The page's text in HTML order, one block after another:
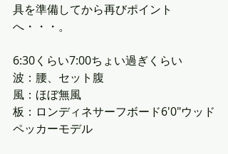
具を準備してから再びポイント
へ・・・。
6:30くらい7:00ちょい過ぎくらい
波：腰、セット腹
風：ほぼ無風
板：ロンディネサーフボード6'0"ウッド
ペッカーモデル